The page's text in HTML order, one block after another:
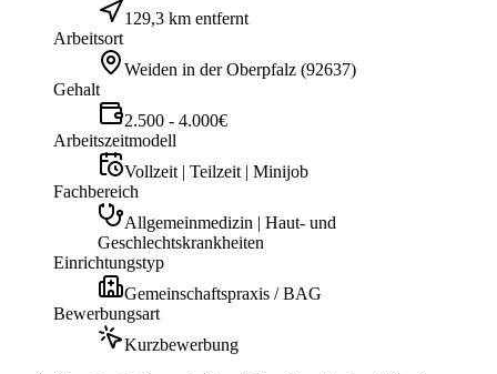
129,3 km entfernt
Arbeitsort
Weiden in der Oberpfalz (92637)
Gehalt
2.500 - 4.000€
Arbeitszeitmodell
Vollzeit | Teilzeit | Minijob
Fachbereich
Allgemeinmedizin | Haut- und
Geschlechtskrankheiten
Einrichtungstyp
Gemeinschaftspraxis / BAG
Bewerbungsart
Kurzbewerbung